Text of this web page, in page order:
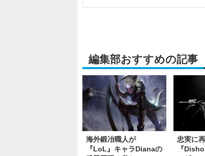
編集部おすすめの記事
海外鍛冶職人が
『LoL』キャラDianaの
忠実に
『